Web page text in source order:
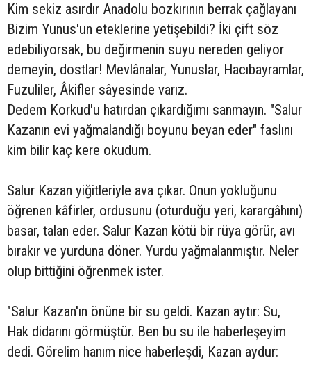
Kim sekiz asırdır Anadolu bozkırının berrak çağlayanı
Bizim Yunus'un eteklerine yetişebildi? İki çift söz
edebiliyorsak, bu değirmenin suyu nereden geliyor
demeyin, dostlar! Mevlânalar, Yunuslar, Hacıbayramlar,
Fuzuliler, Âkifler sâyesinde varız.
Dedem Korkud'u hatırdan çıkardığımı sanmayın. "Salur
Kazanın evi yağmalandığı boyunu beyan eder" faslını
kim bilir kaç kere okudum.
Salur Kazan yiğitleriyle ava çıkar. Onun yokluğunu
öğrenen kâfirler, ordusunu (oturduğu yeri, karargâhını)
basar, talan eder. Salur Kazan kötü bir rüya görür, avı
bırakır ve yurduna döner. Yurdu yağmalanmıştır. Neler
olup bittiğini öğrenmek ister.
"Salur Kazan'ın önüne bir su geldi. Kazan aytır: Su,
Hak didarını görmüştür. Ben bu su ile haberleşeyim
dedi. Görelim hanım nice haberleşdi, Kazan aydur: